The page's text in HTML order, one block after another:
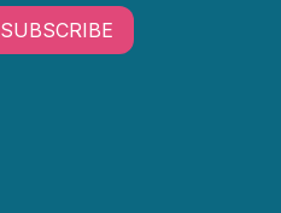
SUBSCRIBE